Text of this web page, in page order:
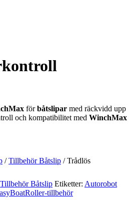
förbåtslipar med räckvidd upp
och kompatibilitet med WinchMax
/Tillbehör Båtslip /Trådlös
Tillbehör Båtslip Etiketter: Autorobot
tillbehör